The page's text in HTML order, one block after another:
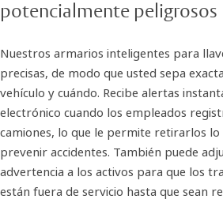
potencialmente peligrosos
Nuestros armarios inteligentes para
precisas, de modo que usted sepa
vehículo y cuándo. Recibe alertas
electrónico cuando los empleados
camiones, lo que le permite retirarlos
prevenir accidentes. También puede
advertencia a los activos para que los
están fuera de servicio hasta que sean